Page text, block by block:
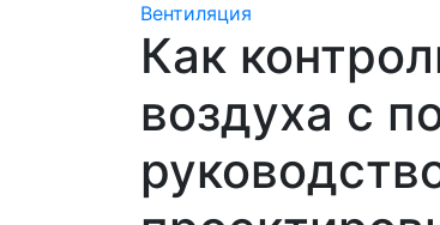
Вентиляция
Как
воздуха с